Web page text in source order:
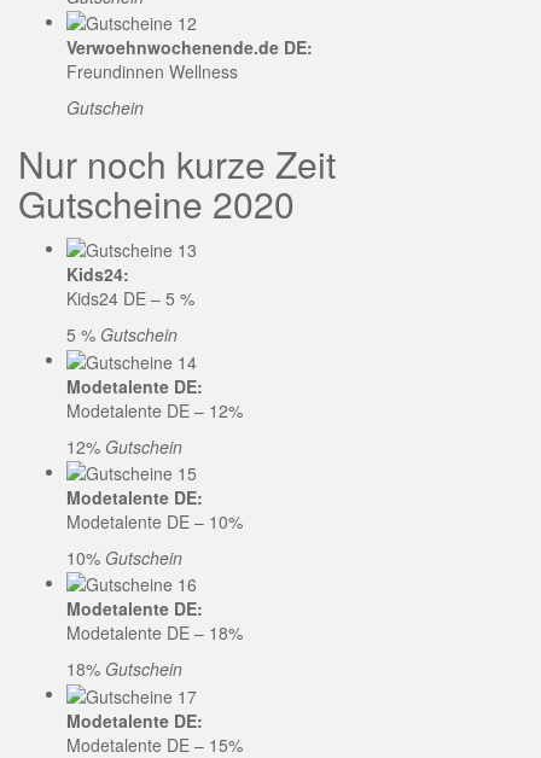
Verwoehnwochenende.de DE:
Freundinnen Wellness
Gutschein
Nur noch kurze Zeit
Gutscheine 2020
Kids24:
Kids24 DE – 5 %
5 % Gutschein
Modetalente DE:
Modetalente DE – 12%
12% Gutschein
Modetalente DE:
Modetalente DE – 10%
10% Gutschein
Modetalente DE:
Modetalente DE – 18%
18% Gutschein
Modetalente DE:
Modetalente DE – 15%